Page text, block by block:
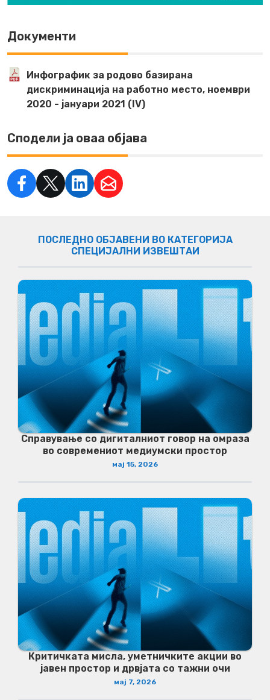
Документи
Инфографик за родово базирана
дискриминација на работно место, ноември
2020 - јануари 2021 (IV)
Сподели ја оваа објава
ПОСЛЕДНО ОБЈАВЕНИ ВО КАТЕГОРИЈА
СПЕЦИЈАЛНИ ИЗВЕШТАИ
Справување со дигиталниот говор на омраза
во современиот медиумски простор
мај 15, 2026
Критичката мисла, уметничките акции во
јавен простор и дрвјата со тажни очи
мај 7, 2026